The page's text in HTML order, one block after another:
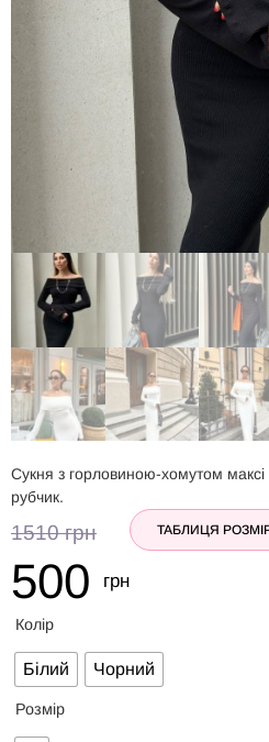
Сукня з горловиною-хомутом максі
рубчик.
1510грн
500 грн
ТАБЛИЦЯ
Колір
Білий Чорний
Розмір